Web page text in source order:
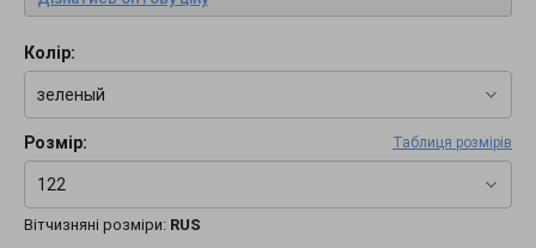
Колір:
зеленый
Розмір: Таблиця розмірів
122
Вітчизняні розміри: RUS